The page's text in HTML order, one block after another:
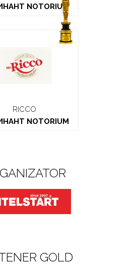
NOTORIUM
RICCO
NOTORIUM
GOLD